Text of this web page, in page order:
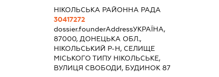
НІКОЛЬСЬКА РАЙОННА РАДА
30417272
dossier.founderAddressУКРАЇНА,
87000, ДОНЕЦЬКА ОБЛ.,
НІКОЛЬСЬКИЙ Р-Н, СЕЛИЩЕ
МІСЬКОГО ТИПУ НІКОЛЬСЬКЕ,
ВУЛИЦЯ СВОБОДИ, БУДИНОК 87